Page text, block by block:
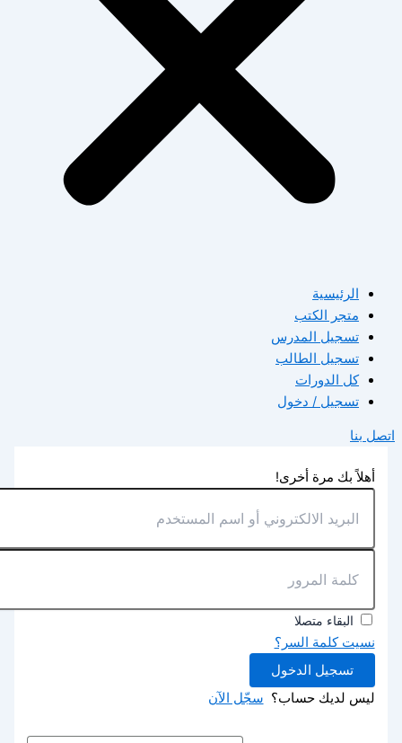
الرئيسية
متجر الكتب
تسجيل المدرس
تسجيل الطالب
كل الدورات
تسجيل / دخول
اتصل بنا
أهلاً بك مرة أخرى!
البقاء متصلا
نسيت كلمة السر؟
تسجيل الدخول
ليس لديك حساب؟ سجّل الآن